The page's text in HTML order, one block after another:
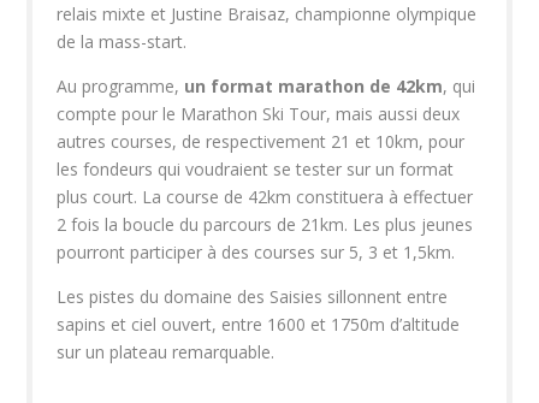
relais mixte et Justine Braisaz, championne olympique
de la mass-start.
Au programme, un format marathon de 42km, qui
compte pour le Marathon Ski Tour, mais aussi deux
autres courses, de respectivement 21 et 10km, pour
les fondeurs qui voudraient se tester sur un format
plus court. La course de 42km constituera à effectuer
2 fois la boucle du parcours de 21km. Les plus jeunes
pourront participer à des courses sur 5, 3 et 1,5km.
Les pistes du domaine des Saisies sillonnent entre
sapins et ciel ouvert, entre 1600 et 1750m d’altitude
sur un plateau remarquable.